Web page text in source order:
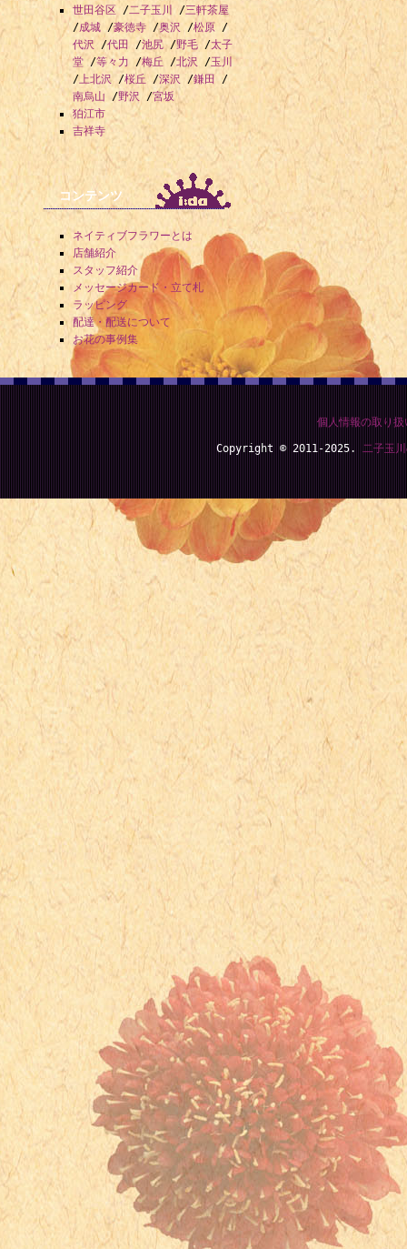
世田谷区 /二子玉川 /三軒茶屋
/成城 /豪徳寺 /奥沢 /松原 /
代沢 /代田 /池尻/野毛/太子
堂 /等々力 /梅丘 /北沢 /玉川
/上北沢 /桜丘 /深沢 /鎌田
/
南烏山 /野沢 /宮坂
狛江市
吉祥寺
コンテンツ
ネイティブフラワーとは
店舗紹介
スタッフ紹介
メッセージカード・立て札
ラッピング
配達・配送について
お花の事例集
個人情報の取り
Copyright © 2011-2025.二子玉